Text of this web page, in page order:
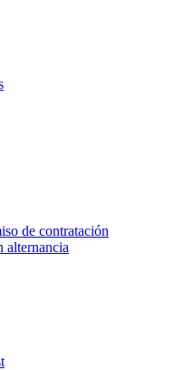
de contratación
alternancia